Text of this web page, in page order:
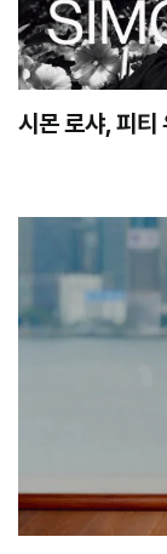
시몬 로샤, 피티